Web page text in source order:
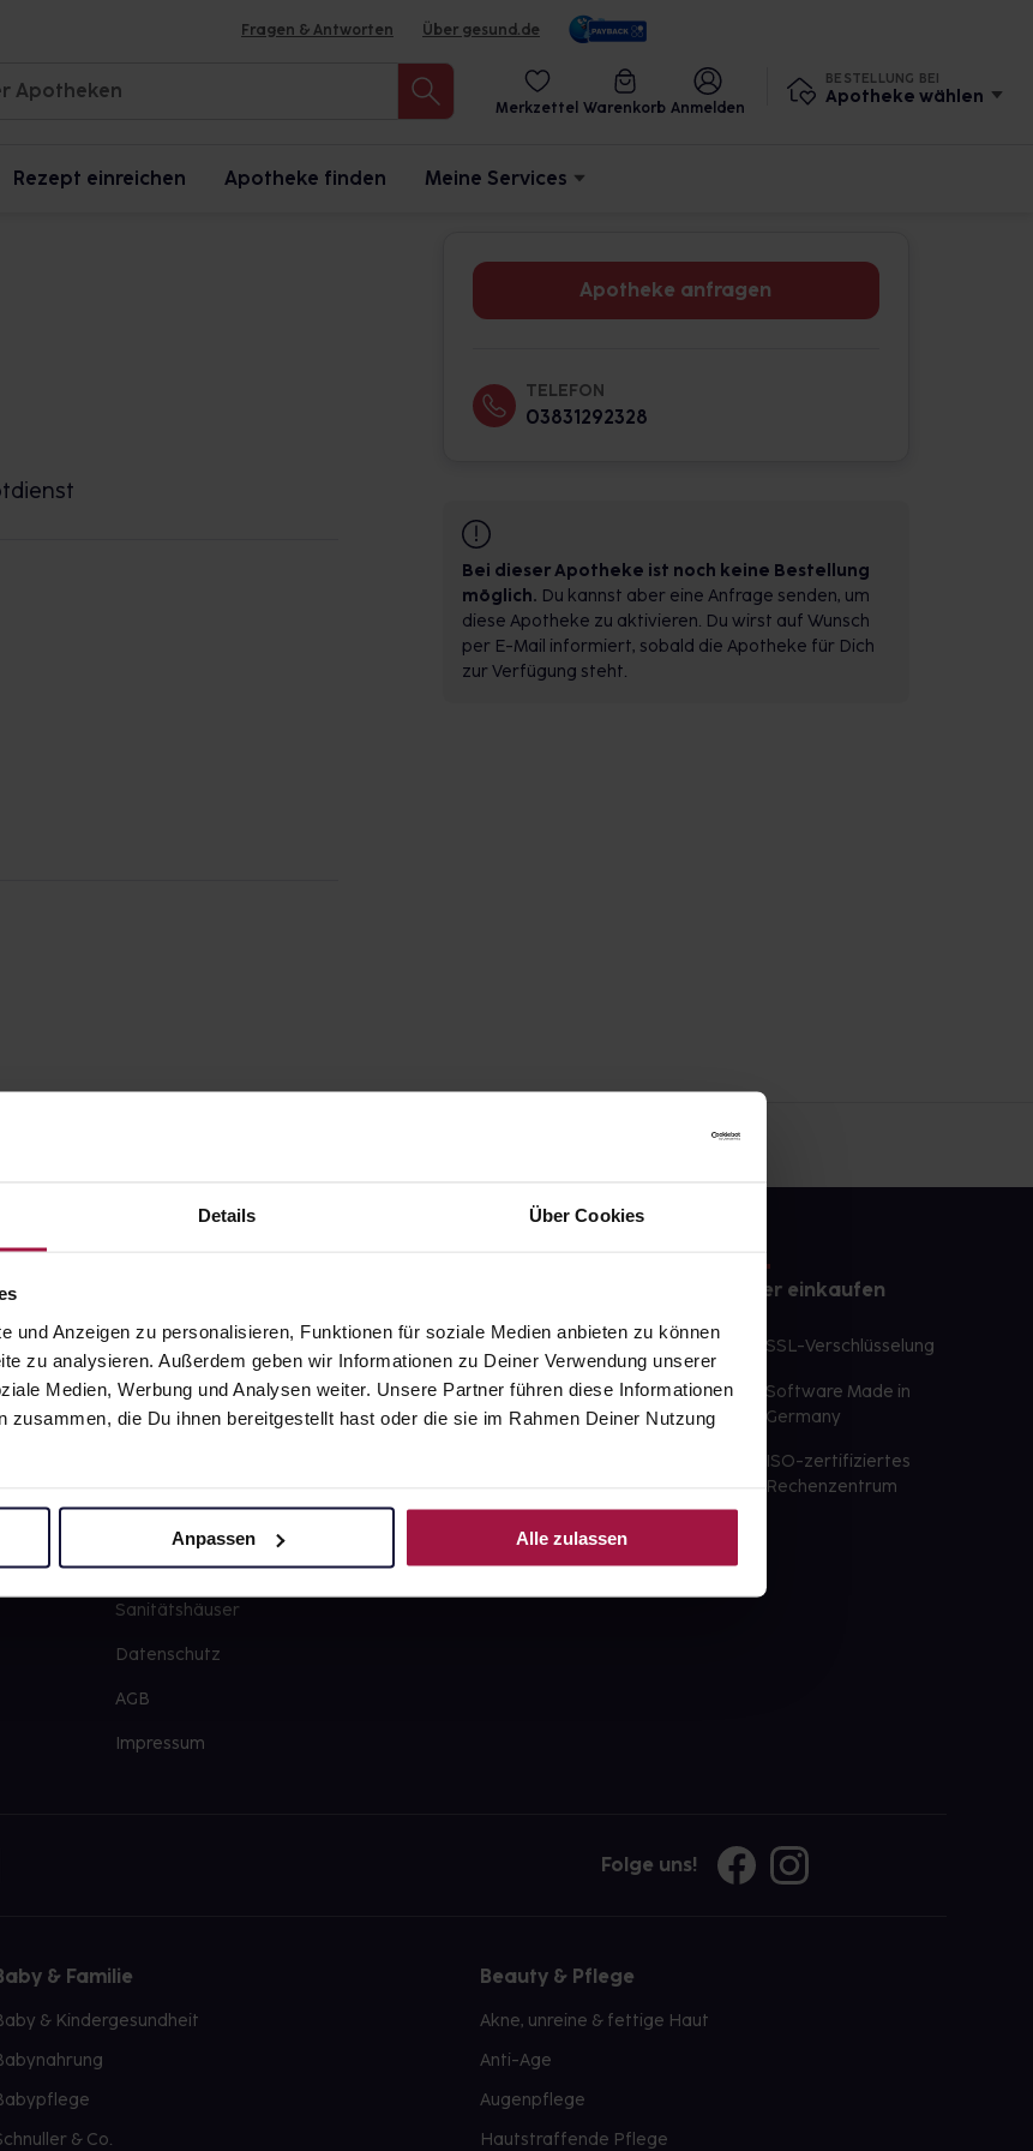
Details Über Cookies
und Anzeigen zu personalisieren, Funktionen für soziale Medien anbieten zu können
zu analysieren. Außerdem geben wir Informationen zu Deiner Verwendung unserer
Medien, Werbung und Analysen weiter. Unsere Partner führen diese Informationen
zusammen, die Du ihnen bereitgestellt hast oder die sie im Rahmen Deiner Nutzung
Anpassen Alle zulassen
Fragen & Antworten Über gesund.de
Merkzettel Warenkorb Anmelden
BESTELLUNG BEI
Apotheke wählen
Rezept einreichen Apotheke finden Meine Services
Apotheke anfragen
TELEFON
03831292328
Bei dieser Apotheke ist noch keine Bestellung
möglich. Du kannst aber eine Anfrage senden, um
diese Apotheke zu aktivieren. Du wirst auf Wunsch
per E-Mail informiert, sobald die Apotheke für Dich
zur Verfügung steht.
Über uns
Karriere
gesund-versorger.de
Sanitätshäuser
Datenschutz
AGB
Impressum
Ausgewählte Wunschprodukte
sofort abholbereit
Lieferung für sofort verfügbare
Große Auswahl an Apotheken
Sicher einkaufen
SSL-Verschlüsselung
Software Made in
Germany
ISO-zertifiziertes
Rechenzentrum
Folge uns!
& Familie
& Kindergesundheit
& Co.
Beauty & Pflege
Akne, unreine & fettige Haut
Anti-Age
Augenpflege
Hautstraffende Pflege